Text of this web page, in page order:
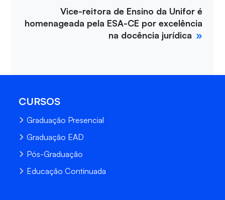
Vice-reitora de Ensino da Unifor é
homenageada pela ESA-CE por excelência
na docência jurídica
CURSOS
Graduação Presencial
Graduação EAD
Pós-Graduação
Educação Continuada